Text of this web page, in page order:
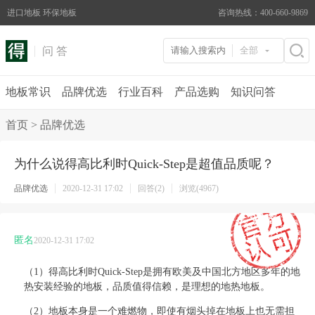
进口地板 环保地板 咨询热线：400-660-9869
问 答 全部
地板常识 品牌优选 行业百科 产品选购 知识问答
首页 > 品牌优选
为什么说得高比利时Quick-Step是超值品质呢？
品牌优选 2020-12-31 17:02 回答(2) 浏览(4967)
匿名2020-12-31 17:02
（1） 得高比利时Quick-Step是拥有欧美及中国北方地区多年的地
热安装经验的地板，品质值得信赖，是理想的地热地板。
（2） 地板本身是一个难燃物，即使有烟头掉在地板上也无需担